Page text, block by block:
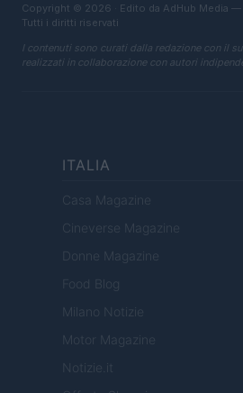
Copyright © 2026 · Edito da AdHub Media —
Tutti i diritti riservati
I contenuti sono curati dalla redazione con il
realizzati in collaborazione con autori
ITALIA
Casa Magazine
Cineverse Magazine
Donne Magazine
Food Blog
Milano Notizie
Motor Magazine
Notizie.it